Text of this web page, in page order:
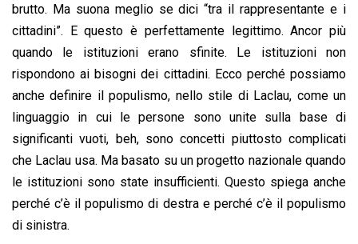
brutto. Ma suona meglio se dici “tra il rappresentante e i
cittadini”. E questo è perfettamente legittimo. Ancor più
quando le istituzioni erano sfinite. Le istituzioni non
rispondono ai bisogni dei cittadini. Ecco perché possiamo
anche definire il populismo, nello stile di Laclau, come un
linguaggio in cui le persone sono unite sulla base di
significanti vuoti, beh, sono concetti piuttosto complicati
che Laclau usa. Ma basato su un progetto nazionale quando
le istituzioni sono state insufficienti. Questo spiega anche
perché c’è il populismo di destra e perché c’è il populismo
di sinistra.